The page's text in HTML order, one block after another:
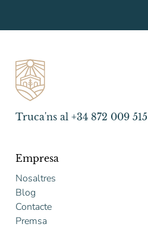
Truca'ns al +34 872 009 515
Empresa
Nosaltres
Blog
Contacte
Premsa